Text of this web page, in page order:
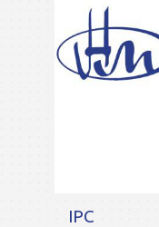
IPC